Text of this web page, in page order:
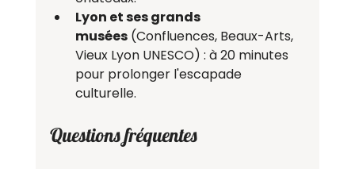
Lyon et ses grands
musées (Confluences, Beaux-Arts,
Vieux Lyon UNESCO) : à 20 minutes
pour prolonger l'escapade
culturelle.
Questions fréquentes